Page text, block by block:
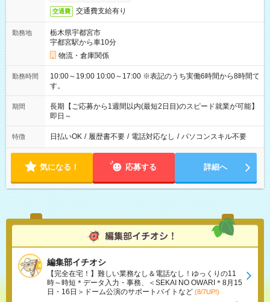
交通費 交通費支給有り
勤務地
栃木県宇都宮市
宇都宮駅から車10分
物流・倉庫関係
勤務時間
10:00～19:00 10:00～17:00 ※表記のうち実働6時間から8時間で
す。
期間
長期【ご応募から1週間以内(最短2日目)のスピード就業が可能】
即日～
特徴 日払いOK / 履歴書不要 / 電話対応なし / パソコンスキル不要
気になる！ 応募する 詳細へ
編集部イチオシ
【完全在宅！】難しい業務なし＆電話なし！ゆっくりの11
時～時短＊データ入力・事務、＜SEKAI NO OWARI＊8月15
日・16日＞ドーム公演のサポートバイトなど (8/7UP!)